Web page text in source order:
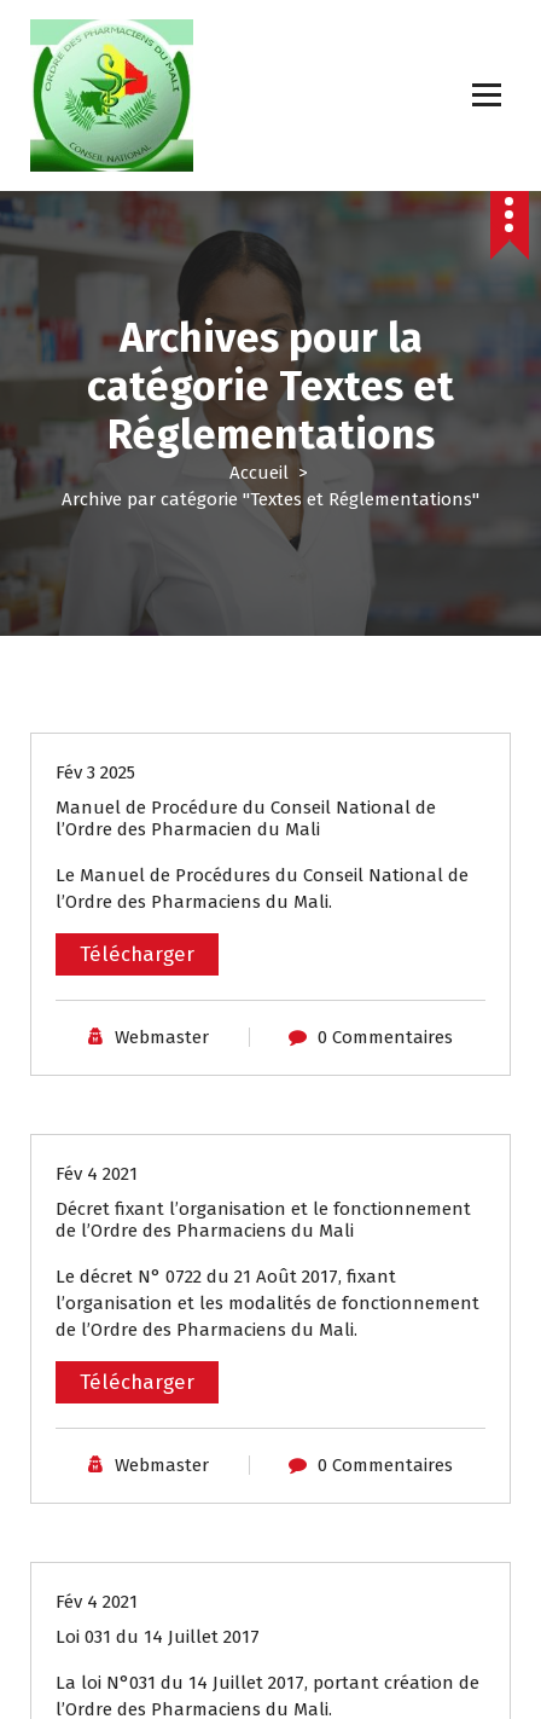
Archives pour la
catégorie Textes et
Réglementations
Accueil>
Archive par catégorie "Textes et Réglementations"
Fév 3 2025
Manuel de Procédure du Conseil National de
l’Ordre des Pharmacien du Mali
Le Manuel de Procédures du Conseil National de
l’Ordre des Pharmaciens du Mali.
Télécharger
Webmaster 0 Commentaires
Fév 4 2021
Décret fixant l’organisation et le fonctionnement
de l’Ordre des Pharmaciens du Mali
Le décret N° 0722 du 21 Août 2017, fixant
l’organisation et les modalités de fonctionnement
de l’Ordre des Pharmaciens du Mali.
Télécharger
Webmaster 0 Commentaires
Fév 4 2021
Loi 031 du 14 Juillet 2017
La loi N°031 du 14 Juillet 2017, portant création de
l’Ordre des Pharmaciens du Mali.